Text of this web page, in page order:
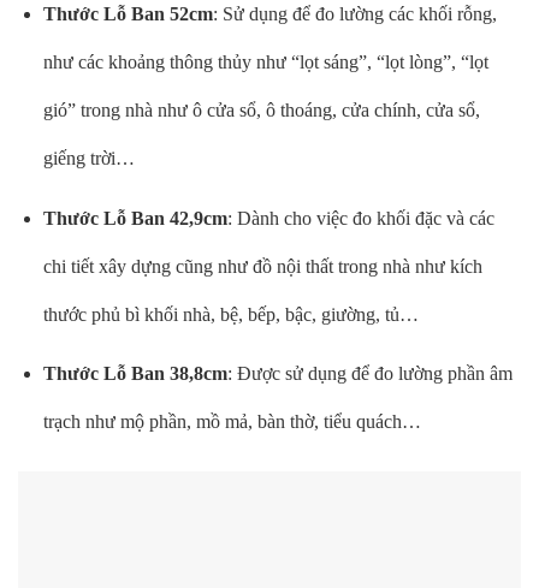
Thước Lỗ Ban 52cm: Sử dụng để đo lường các khối rỗng,
như các khoảng thông thủy như “lọt sáng”, “lọt lòng”, “lọt
gió” trong nhà như ô cửa sổ, ô thoáng, cửa chính, cửa sổ,
giếng trời…
Thước Lỗ Ban 42,9cm: Dành cho việc đo khối đặc và các
chi tiết xây dựng cũng như đồ nội thất trong nhà như kích
thước phủ bì khối nhà, bệ, bếp, bậc, giường, tủ…
Thước Lỗ Ban 38,8cm: Được sử dụng để đo lường phần âm
trạch như mộ phần, mồ mả, bàn thờ, tiểu quách…